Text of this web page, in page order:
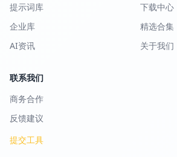
提示词库
下载中心
企业库
精选合集
AI资讯
关于我们
联系我们
商务合作
反馈建议
提交工具